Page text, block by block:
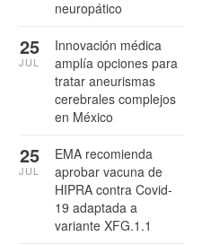
neuropático
Innovación médica
amplía opciones para
tratar aneurismas
cerebrales complejos
en México
25
JUL
EMA recomienda
aprobar vacuna de
HIPRA contra Covid-
19 adaptada a
variante XFG.1.1
25
JUL